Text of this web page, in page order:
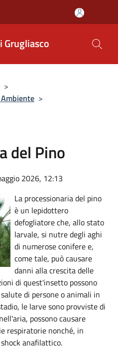
Grugliasco
>
>
del Pino
2026, 12:13
La processionaria del pino
è un lepidottero
defogliatore che, allo stato
larvale, si nutre degli aghi
di numerose conifere e,
come tale, può causare
danni alla crescita delle
di quest'insetto possono
di persone o animali in
le larve sono provviste di
possono causare
respiratorie nonché, in
anafilattico.